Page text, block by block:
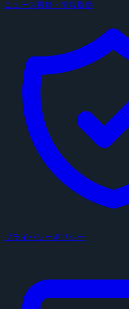
ニュース投稿・情報提供
プライバシーポリシー